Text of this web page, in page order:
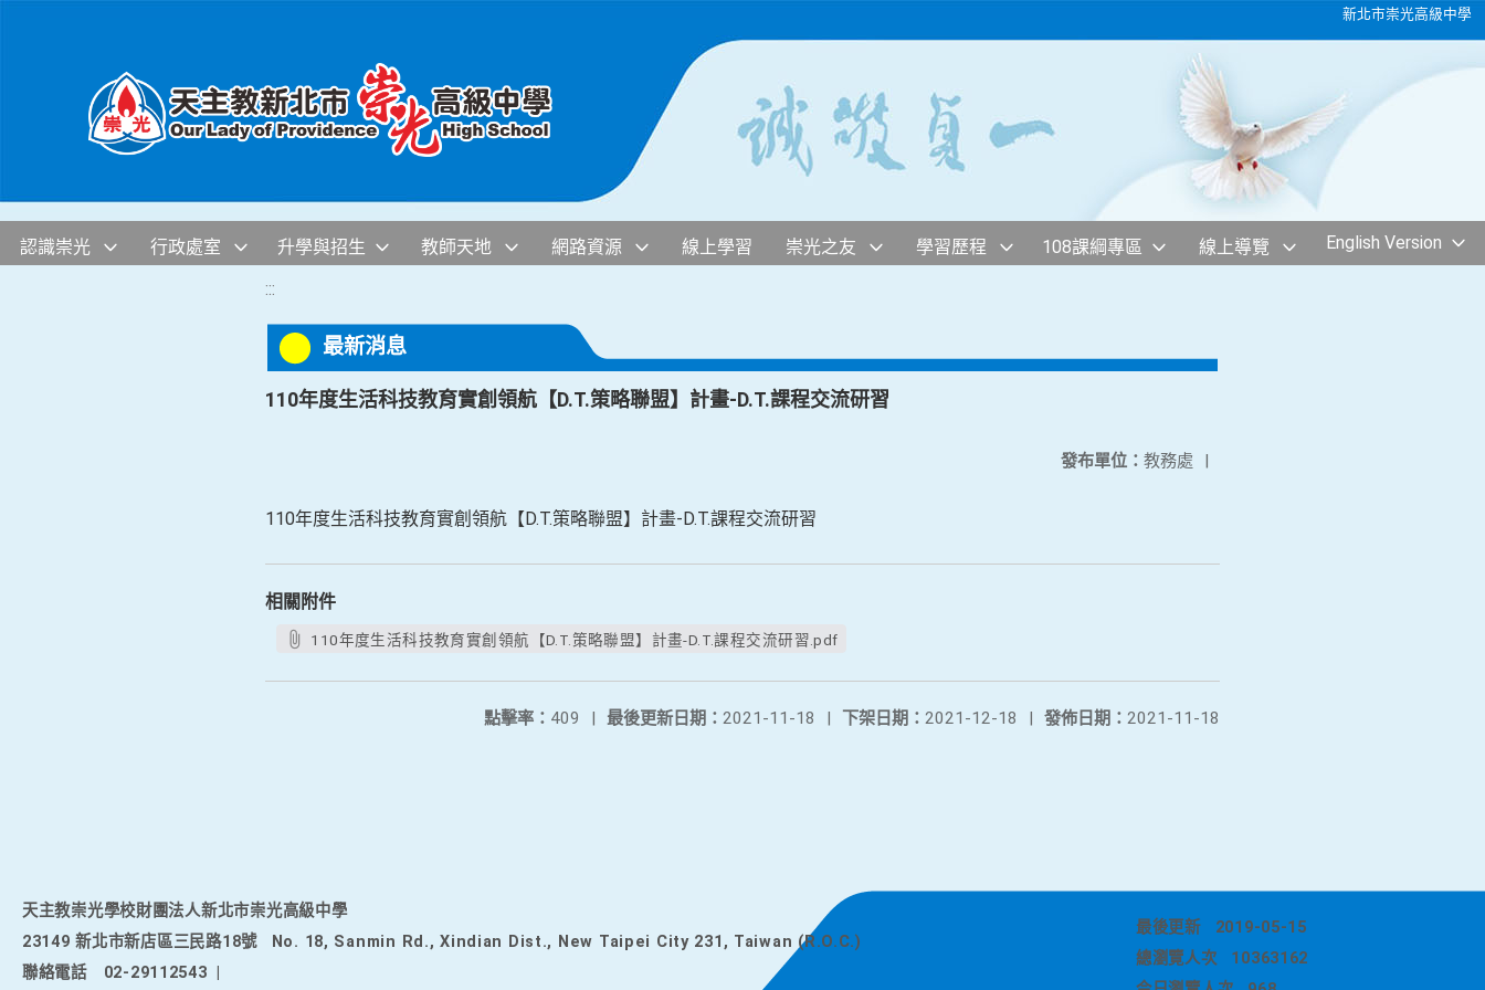
新北市崇光高級中學
認識崇光 行政處室 升學與招生 教師天地 網路資源 線上學習 崇光之友 學習歷程 108課綱專區 線上導覽 English Version
:::
最新消息
110年度生活科技教育實創領航【D.T.策略聯盟】計畫-D.T.課程交流研習
發布單位： 教務處 |
110年度生活科技教育實創領航【D.T.策略聯盟】計畫-D.T.課程交流研習
相關附件
110年度生活科技教育實創領航【D.T.策略聯盟】計畫-D.T.課程交流研習.pdf
發佈日期： 2021-11-18
下架日期： 2021-12-18 |
最後更新日期： 2021-11-18 |
點擊率： 409 |
天主教崇光學校財團法人新北市崇光高級中學
23149 新北市新店區三民路18號
No. 18, Sanmin Rd., Xindian Dist., New Taipei City 231, Taiwan (R.O.C.)
聯絡電話
02-29112543
最後更新
2019-05-15
總瀏覽人次
10363162